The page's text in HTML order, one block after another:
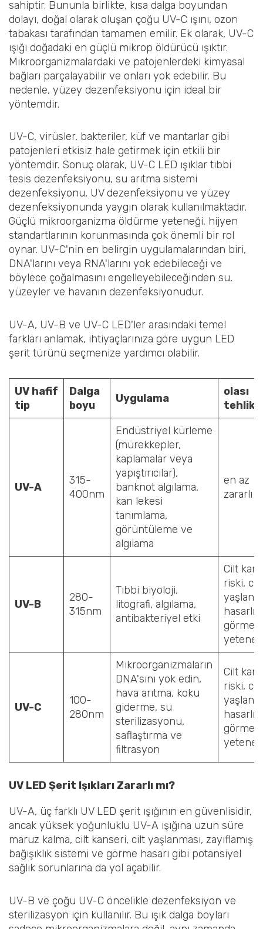
sahiptir. Bununla birlikte, kısa dalga boyundan
dolayı, doğal olarak oluşan çoğu UV-C ışını, ozon
tabakası tarafından tamamen emilir. Ek olarak, UV-C
ışığı doğadaki en güçlü mikrop öldürücü ışıktır.
Mikroorganizmalardaki ve patojenlerdeki kimyasal
bağları parçalayabilir ve onları yok edebilir. Bu
nedenle, yüzey dezenfeksiyonu için ideal bir
yöntemdir.
UV-C, virüsler, bakteriler, küf ve mantarlar gibi
patojenleri etkisiz hale getirmek için etkili bir
yöntemdir. Sonuç olarak, UV-C LED ışıklar tıbbi
tesis dezenfeksiyonu, su arıtma sistemi
dezenfeksiyonu, UV dezenfeksiyonu ve yüzey
dezenfeksiyonunda yaygın olarak kullanılmaktadır.
Güçlü mikroorganizma öldürme yeteneği, hijyen
standartlarının korunmasında çok önemli bir rol
oynar. UV-C'nin en belirgin uygulamalarından biri,
DNA'larını veya RNA'larını yok edebileceği ve
böylece çoğalmasını engelleyebileceğinden su,
yüzeyler ve havanın dezenfeksiyonudur.
UV-A, UV-B ve UV-C LED'ler arasındaki temel
farkları anlamak, ihtiyaçlarınıza göre uygun LED
şerit türünü seçmenize yardımcı olabilir.
UV hafif
tip
Dalga
boyu
Uygulama
olası
tehlike
UV-A
315-
400nm
Endüstriyel kürleme
(mürekkepler,
kaplamalar veya
yapıştırıcılar),
banknot algılama,
kan lekesi
tanımlama,
görüntüleme ve
algılama
en az
zararlı
UV-B
280-
315nm
Tıbbi biyoloji,
litografi, algılama,
antibakteriyel etki
Cilt
riski, cilt
hasarlı
görme
UV-C
100-
280nm
Mikroorganizmaların
DNA'sını yok edin,
hava arıtma, koku
giderme, su
sterilizasyonu,
saflaştırma ve
filtrasyon
Cilt
riski, cilt
hasarlı
görme
UV LED Şerit Işıkları Zararlı mı?
UV-A, üç farklı UV LED şerit ışığının en güvenlisidir,
ancak yüksek yoğunluklu UV-A ışığına uzun süre
maruz kalma, cilt kanseri, cilt yaşlanması, zayıflamış
bağışıklık sistemi ve görme hasarı gibi potansiyel
sağlık sorunlarına da yol açabilir.
UV-B ve çoğu UV-C öncelikle dezenfeksiyon ve
sterilizasyon için kullanılır. Bu ışık dalga boyları